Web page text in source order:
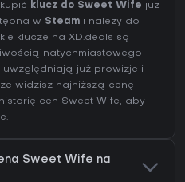
klucz do Sweet Wife już
w Steam i należy do
klucze na XD.deals są
natychmiastowego
już prowizje i
widzisz najniższą cenę
historię cen Sweet Wife, aby
Sweet Wife na